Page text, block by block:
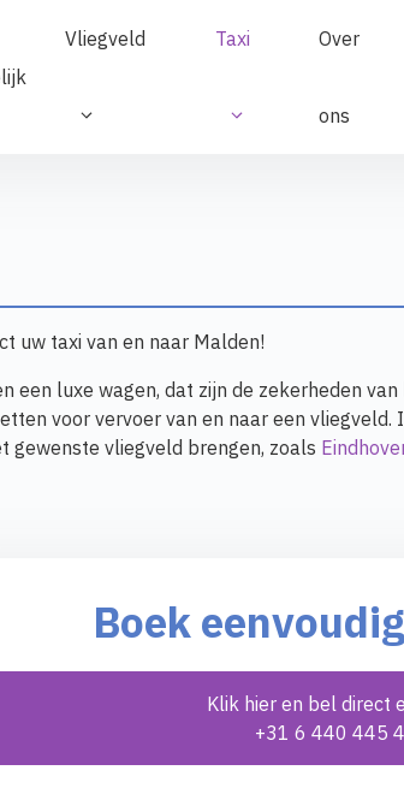
Vliegveld Taxi Over
ons
uw taxi van en naar Malden!
een luxe wagen, dat zijn de zekerheden
voor vervoer van en naar een
gewenste vliegveld brengen, zoals
Boek
Klik hier en bel direct
+31 6 440 445